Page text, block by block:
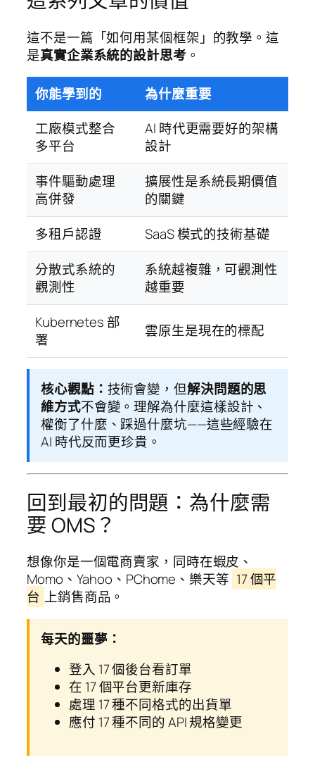
這不是一篇「如何用某個框架」的教學。這
是真實企業系統的設計思考。
你能學到的
為什麼重要
工廠模式整合
多平台
AI 時代更需要好的架構
設計
事件驅動處理
高併發
擴展性是系統長期價值
的關鍵
多租戶認證
SaaS 模式的技術基礎
分散式系統的
觀測性
系統越複雜，可觀測性
越重要
Kubernetes 部
署
雲原生是現在的標配
核心觀點： 技術會變，但解決問題的思
維方式不會變。理解為什麼這樣設計、
權衡了什麼、踩過什麼坑——這些經驗在
AI 時代反而更珍貴。
回到最初的問題：為什麼需
要 OMS？
想像你是一個電商賣家，同時在蝦皮、
Momo、Yahoo、PChome、樂天等 17 個平
台 上銷售商品。
每天的噩夢：
登入 17 個後台看訂單
在 17 個平台更新庫存
處理 17 種不同格式的出貨單
應付 17 種不同的 API 規格變更